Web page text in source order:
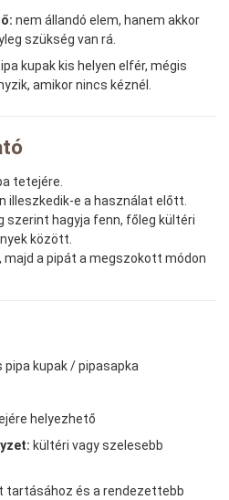
nem állandó elem, hanem akkor
szükség van rá.
kupak kis helyen elfér, mégis
amikor nincs kéznél.
tetejére.
illeszkedik-e a használat előtt.
szerint hagyja fenn, főleg kültéri
között.
majd a pipát a megszokott módon
pipa kupak / pipasapka
helyezhető
kültéri vagy szelesebb
tartásához és a rendezettebb